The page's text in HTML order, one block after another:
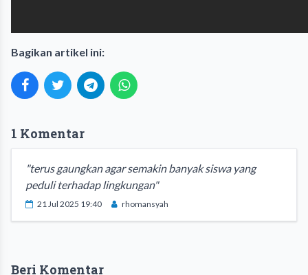
Bagikan artikel ini:
1 Komentar
"terus gaungkan agar semakin banyak siswa yang
peduli terhadap lingkungan"
21 Jul 2025 19:40 rhomansyah
Beri Komentar